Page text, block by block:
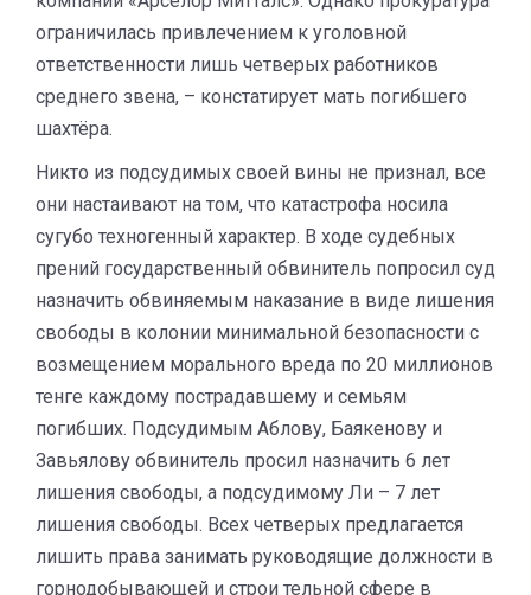
ограничилась привлечением к уголовной
ответственности лишь четверых работников
среднего звена, – констатирует мать погибшего
шахтёра.
Никто из подсудимых своей вины не признал, все
они настаивают на том, что катастрофа носила
сугубо техногенный характер. В ходе судебных
прений государственный обвинитель попросил суд
назначить обвиняемым наказание в виде лишения
свободы в колонии минимальной безопасности с
возмещением морального вреда по 20 миллионов
тенге каждому пострадавшему и семьям
погибших. Подсудимым Аблову, Баякенову и
Завьялову обвинитель просил назначить 6 лет
лишения свободы, а подсудимому Ли – 7 лет
лишения свободы. Всех четверых предлагается
лишить права занимать руководящие должности в
горнодобывающей и строи тельной сфере в